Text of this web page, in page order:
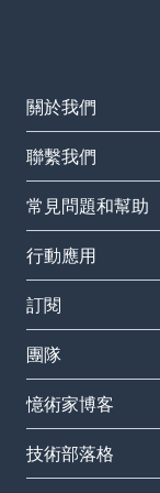
關於我們
聯繫我們
常見問題和幫助
行動應用
訂閱
團隊
憶術家博客
技術部落格